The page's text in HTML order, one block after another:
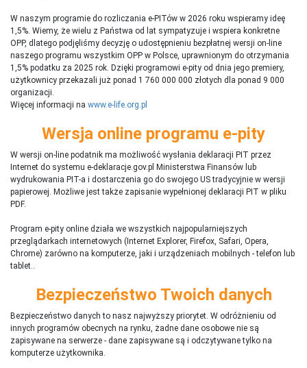
W naszym programie do rozliczania e-PITów w 2026 roku wspieramy ideę
1,5%. Wiemy, że wielu z Państwa od lat sympatyzuje i wspiera konkretne
OPP, dlatego podjęliśmy decyzję o udostępnieniu bezpłatnej wersji on-line
naszego programu wszystkim OPP w Polsce, uprawnionym do otrzymania
1,5% podatku za 2025 rok. Dzięki programowi e-pity od dnia jego premiery,
użytkownicy przekazali już ponad 1 760 000 000 złotych dla ponad 9 000
organizacji.
Więcej informacji na www.e-life.org.pl
Wersja online programu e-pity
W wersji on-line podatnik ma możliwość wysłania deklaracji PIT przez
Internet do systemu e-deklaracje.gov.pl Ministerstwa Finansów lub
wydrukowania PIT-a i dostarczenia go do swojego US tradycyjnie w wersji
papierowej. Możliwe jest także zapisanie wypełnionej deklaracji PIT w pliku
PDF.
Program e-pity online działa we wszystkich najpopularniejszych
przeglądarkach internetowych (Internet Explorer, Firefox, Safari, Opera,
Chrome) zarówno na komputerze, jaki i urządzeniach mobilnych - telefon lub
tablet..
Bezpieczeństwo Twoich danych
Bezpieczeństwo danych to nasz najwyższy priorytet. W odróżnieniu od
innych programów obecnych na rynku, żadne dane osobowe nie są
zapisywane na serwerze - dane zapisywane są i odczytywane tylko na
komputerze użytkownika.